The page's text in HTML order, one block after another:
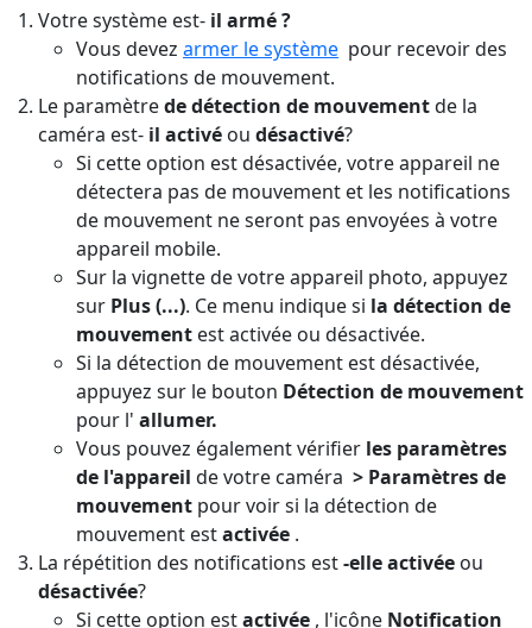
Votre système est- il armé ?
Vous devez armer le système ‍ pour recevoir des
notifications de mouvement.
Le paramètrede détection de mouvementde la
caméra est- il activé ou désactivé?
Si cette option est désactivée, votre appareil ne
détectera pas de mouvement et les notifications
de mouvement ne seront pas envoyées à votre
appareil mobile.
Sur la vignette de votre appareil photo, appuyez
sur Plus (...). Ce menu indique si la détection de
mouvement est activée ou désactivée.
Si la détection de mouvement est désactivée,
appuyez sur le bouton Détection de mouvement
pour l' allumer.
Vous pouvez également vérifier les paramètres
de l'appareil de votre caméra > Paramètres de
mouvement pour voir si la détection de
mouvement estactivée .
La répétition des notifications est-elle activée ou
désactivée?
Si cette option estactivée , l'icône Notification